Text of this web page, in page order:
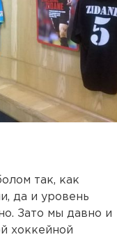
так, как
да и уровень
Зато мы давно и
хоккейной